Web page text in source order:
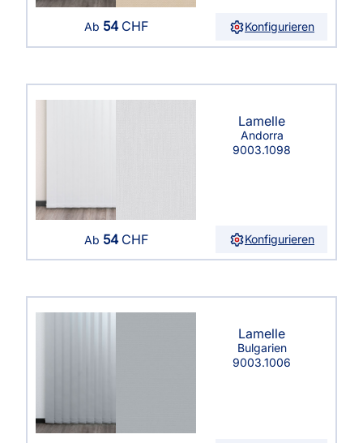
Ab 54CHF Konfigurieren
Lamelle
Andorra
9003.1098
Ab 54CHF Konfigurieren
Lamelle
Bulgarien
9003.1006